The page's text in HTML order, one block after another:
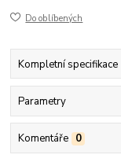
Do oblíbených
Kompletní specifikace
Parametry
Komentáře 0